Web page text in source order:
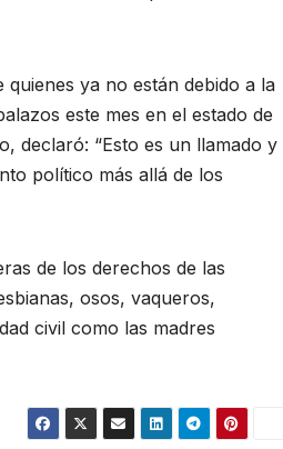
ya no están debido a la
este mes en el estado de
declaró: “Esto es un llamado y
político más allá de los
de los derechos de las
osos, vaqueros,
civil como las madres